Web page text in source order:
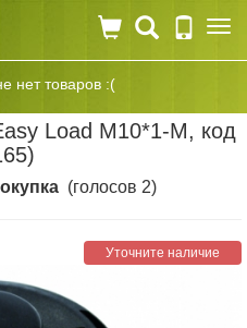
нет товаров :(
Load M10*1-М, код
(голосов 2)
Уточните наличие